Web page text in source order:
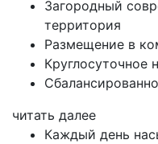
Загородный
территория
Размещение в
Круглосуточное
читать далее
Каждый день